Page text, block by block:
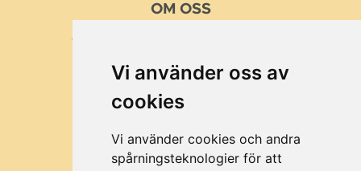
Vi använder oss av
cookies
Vi använder cookies och andra
spårningsteknologier för att
OM OSS
VÅRA MISSION OCH VÄRDEN
KUNDER
BRA ATT VETA
OM MUSTTILLVERKING